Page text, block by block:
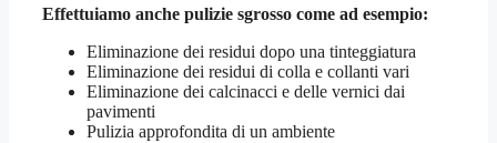
Effettuiamo anche pulizie sgrosso come ad esempio:
Eliminazione dei residui dopo una tinteggiatura
Eliminazione dei residui di colla e collanti vari
Eliminazione dei calcinacci e delle vernici dai
pavimenti
Pulizia approfondita di un ambiente